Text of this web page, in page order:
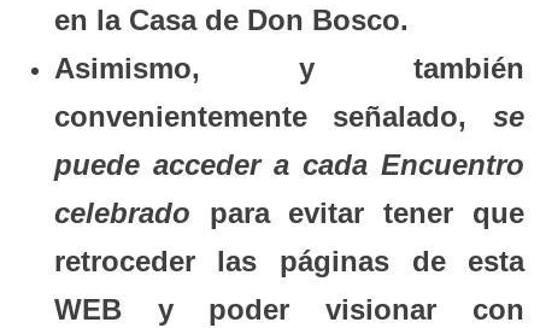
en la Casa de Don Bosco.
Asimismo, y también
convenientemente señalado,se
puede acceder a cada Encuentro
celebrado para evitar tener que
retroceder las páginas de esta
WEB y poder visionar con